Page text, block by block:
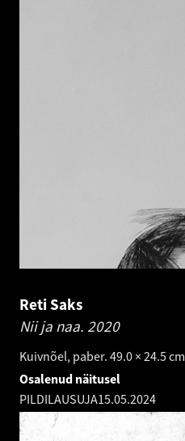
Reti Saks
Nii ja naa. 2020
Kuivnõel, paber. 49.0 × 24.5 cm
Osalenud näitusel
PILDILAUSUJA15.05.2024